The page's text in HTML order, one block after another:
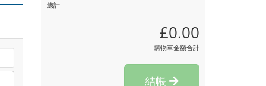
總計
£0.00
購物車金額合計
結帳